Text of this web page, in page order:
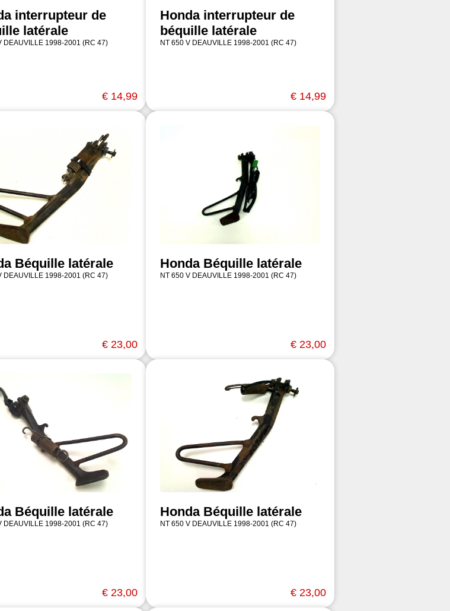
interrupteur de
latérale
DEAUVILLE 1998-2001 (RC 47)
€ 14,99
Honda interrupteur de
béquille latérale
NT 650 V DEAUVILLE 1998-2001 (RC 47)
€ 14,99
Béquille latérale
DEAUVILLE 1998-2001 (RC 47)
€ 23,00
Honda Béquille latérale
NT 650 V DEAUVILLE 1998-2001 (RC 47)
€ 23,00
Béquille latérale
DEAUVILLE 1998-2001 (RC 47)
€ 23,00
Honda Béquille latérale
NT 650 V DEAUVILLE 1998-2001 (RC 47)
€ 23,00